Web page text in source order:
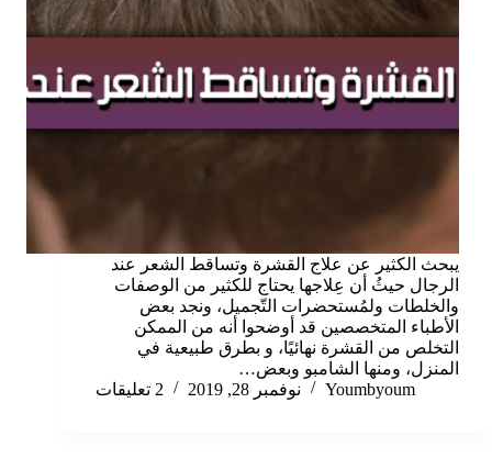
يبحث الكثير عن علاج القشرة وتساقط الشعر عند
الرجال حيثُ أن عِلاجها يحتاج للكثير من الوصفات
والخلطات ولمُستحضرات التّجميل، ونجد بعض
الأطباء المتخصصين قد أوضحوا أنه من الممكن
التخلص من القشرة نهائيًا، و بطرق طبيعية في
المنزل، ومنها الشامبو وبعض…
Youmbyoum
نوفمبر 28, 2019 2 تعليقات